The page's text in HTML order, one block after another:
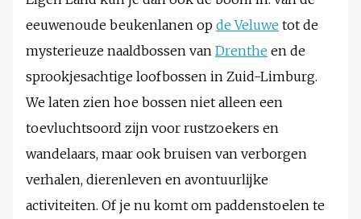
eeuwenoude beukenlanen op de Veluwe tot de
mysterieuze naaldbossen van Drenthe en de
sprookjesachtige loofbossen in Zuid-Limburg.
We laten zien hoe bossen niet alleen een
toevluchtsoord zijn voor rustzoekers en
wandelaars, maar ook bruisen van verborgen
verhalen, dierenleven en avontuurlijke
activiteiten. Of je nu komt om paddenstoelen te